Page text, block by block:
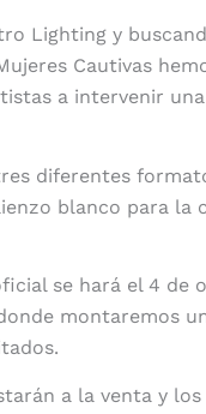
Lighting y
Cautivas
a intervenir
diferentes
blanco para la
se hará el 4 de
montaremos
a la venta y